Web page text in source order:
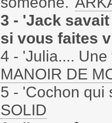
3 - 'Jack
si vous faites
4 - 'Julia....
MANOIR DE
5 - 'Cochon qui
SOLID